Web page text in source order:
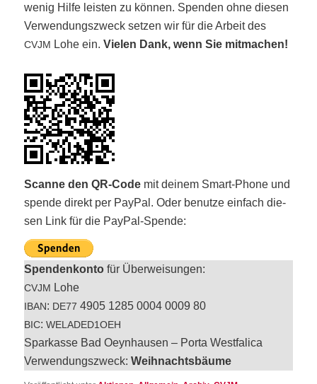
wenig Hil­fe leis­ten zu kön­nen. Spen­den ohne die­sen
Ver­wen­dungs­zweck set­zen wir für die Arbeit des
CVJM Lohe ein.Vie­len Dank, wenn Sie mitmachen!
Scan­ne den QR-Code mit dei­nem Smart-Pho­ne und
spen­de direkt per Pay­Pal. Oder benut­ze ein­fach die­
sen Link für die PayPal-Spende:
Spen­den­kon­to für Über­wei­sun­gen:
CVJM Lohe
IBAN: DE77 4905 1285 0004 0009 80
BIC:WELADED1OEH
Spar­kas­se Bad Oeyn­hau­sen – Por­ta West­fa­li­ca
Ver­wen­dungs­zweck:Weih­nachts­bäu­me